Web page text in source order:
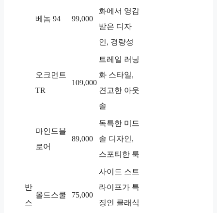
베놈 94 99,000
화에서 영감
받은 디자
인, 경량성
오크먼트
TR
109,000
트레일 러닝
화 스타일,
견고한 아웃
솔
마인드블
로어
89,000
독특한 미드
솔 디자인,
스포티한 룩
반
스
올드스쿨 75,000
사이드 스트
라이프가 특
징인 클래식